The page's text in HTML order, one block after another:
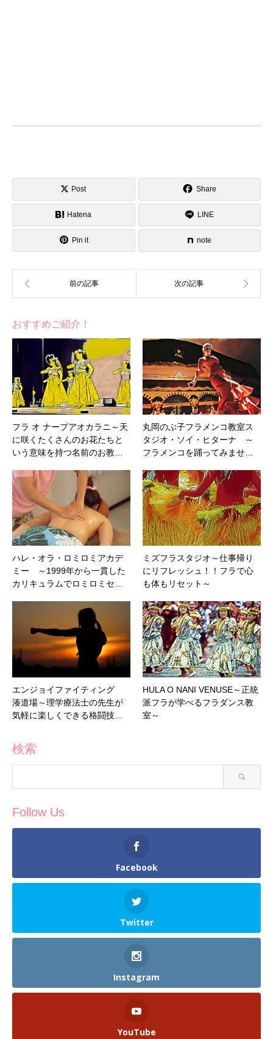
Post Share
Hatena LINE
Pin it note
おすすめご紹介！
フラ オ ナープアオカラニ～天
に咲くたくさんのお花たちと
いう意味を持つ名前のお教…
丸岡のぶ子フラメンコ教室ス
タジオ・ソイ・ヒターナ ～
フラメンコを踊ってみませ…
ハレ・オラ・ロミロミアカデ
ミー ～1999年から一貫した
カリキュラムでロミロミセ…
ミズフラスタジオ～仕事帰り
にリフレッシュ！！フラで心
も体もリセット～
エンジョイファイティング
湊道場～理学療法士の先生が
気軽に楽しくできる格闘技…
HULA O NANI VENUSE～正統
派フラが学べるフラダンス教
室～
検索
Follow Us
Facebook
Twitter
Instagram
YouTube